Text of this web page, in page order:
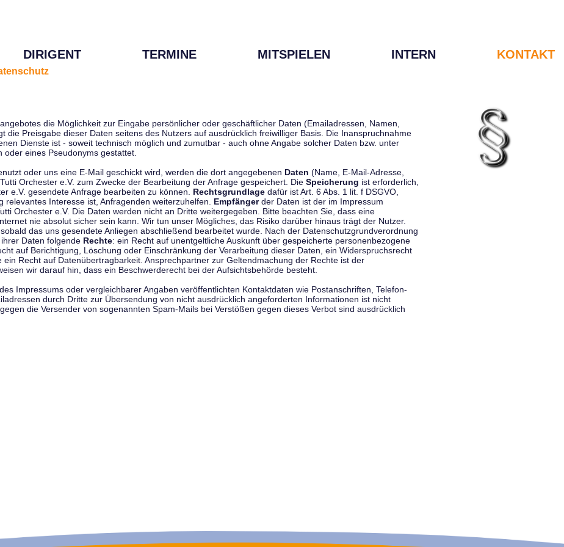
DIRIGENT TERMINE MITSPIELEN INTERN KONTAKT
die Möglichkeit zur Eingabe persönlicher oder geschäftlicher Daten (Emailadressen, Namen,
die Preisgabe dieser Daten seitens des Nutzers auf ausdrücklich freiwilliger Basis. Die Inanspruchnahme
Dienste ist - soweit technisch möglich und zumutbar - auch ohne Angabe solcher Daten bzw. unter
eines Pseudonyms gestattet.
oder uns eine E-Mail geschickt wird, werden die dort angegebenen Daten (Name, E-Mail-Adresse,
Orchester e.V. zum Zwecke der Bearbeitung der Anfrage gespeichert. Die Speicherung ist erforderlich,
e.V. gesendete Anfrage bearbeiten zu können. Rechtsgrundlage dafür ist Art. 6 Abs. 1 lit. f DSGVO,
relevantes Interesse ist, Anfragenden weiterzuhelfen. Empfängerder Daten ist der im Impressum
Orchester e.V. Die Daten werden nicht an Dritte weitergegeben. Bitte beachten Sie, dass eine
nie absolut sicher sein kann. Wir tun unser Mögliches, das Risiko darüber hinaus trägt der Nutzer.
, sobald das uns gesendete Anliegen abschließend bearbeitet wurde. Nach der Datenschutzgrundverordnung
Daten folgende Rechte: ein Recht auf unentgeltliche Auskunft über gespeicherte personenbezogene
auf Berichtigung, Löschung oder Einschränkung der Verarbeitung dieser Daten, ein Widerspruchsrecht
ein Recht auf Datenübertragbarkeit. Ansprechpartner zur Geltendmachung der Rechte ist der
wir darauf hin, dass ein Beschwerderecht bei der Aufsichtsbehörde besteht.
Impressums oder vergleichbarer Angaben veröffentlichten Kontaktdaten wie Postanschriften, Telefon-
durch Dritte zur Übersendung von nicht ausdrücklich angeforderten Informationen ist nicht
die Versender von sogenannten Spam-Mails bei Verstößen gegen dieses Verbot sind ausdrücklich